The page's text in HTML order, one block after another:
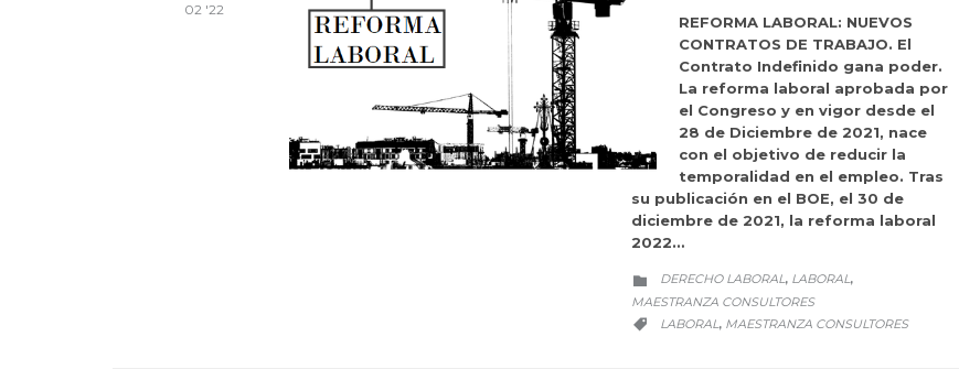
02 '22
REFORMA LABORAL: NUEVOS
CONTRATOS DE TRABAJO. El
Contrato Indefinido gana poder.
La reforma laboral aprobada por
el Congreso y en vigor desde el
28 de Diciembre de 2021, nace
con el objetivo de reducir la
temporalidad en el empleo. Tras
su publicación en el BOE, el 30 de
diciembre de 2021, la reforma laboral
2022…
 CATEGORY
DERECHO LABORAL, LABORAL,
MAESTRANZA CONSULTORES
 CATEGORY
LABORAL , MAESTRANZA CONSULTORES